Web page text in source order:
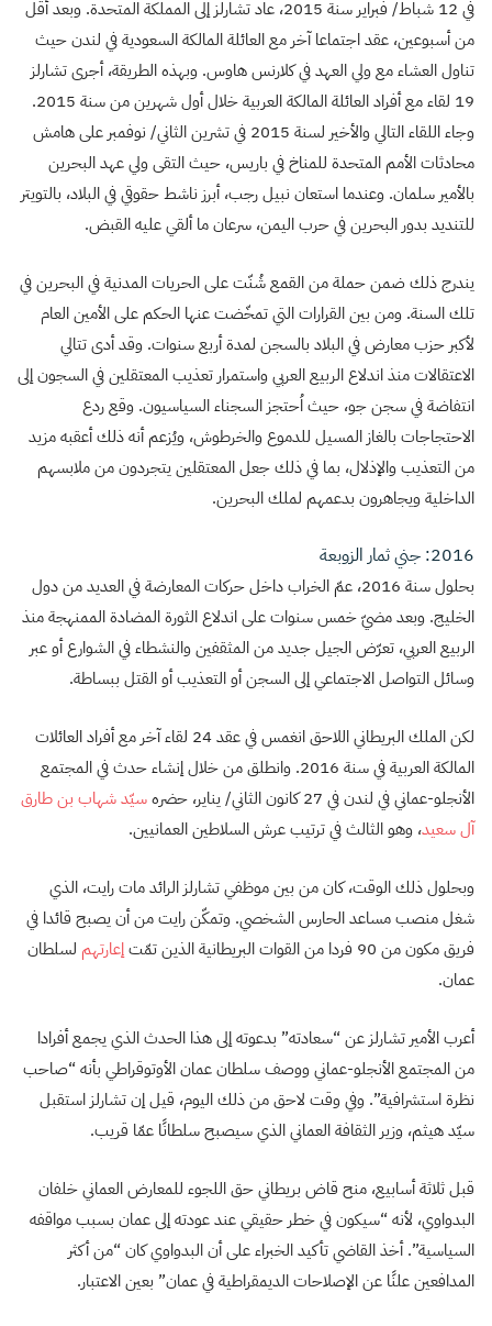
في 12 شباط/ فبراير سنة 2015، عاد تشارلز إلى المملكة المتحدة. وبعد أقل
من أسبوعين، عقد اجتماعا آخر مع العائلة المالكة السعودية في لندن حيث
تناول العشاء مع ولي العهد في كلارنس هاوس. وبهذه الطريقة، أجرى تشارلز
19 لقاء مع أفراد العائلة المالكة العربية خلال أول شهرين من سنة 2015.
وجاء اللقاء التالي والأخير لسنة 2015 في تشرين الثاني/ نوفمبر على هامش
محادثات الأمم المتحدة للمناخ في باريس، حيث التقى ولي عهد البحرين
بالأمير سلمان. وعندما استعان نبيل رجب، أبرز ناشط حقوقي في البلاد، بالتويتر
للتنديد بدور البحرين في حرب اليمن، سرعان ما ألقي عليه القبض.
يندرج ذلك ضمن حملة من القمع شُنّت على الحريات المدنية في البحرين في
تلك السنة. ومن بين القرارات التي تمخّضت عنها الحكم على الأمين العام
لأكبر حزب معارض في البلاد بالسجن لمدة أربع سنوات. وقد أدى تتالي
الاعتقالات منذ اندلاع الربيع العربي واستمرار تعذيب المعتقلين في السجون إلى
انتفاضة في سجن جو، حيث اُحتجز السجناء السياسيون. وقع ردع
الاحتجاجات بالغاز المسيل للدموع والخرطوش، ويُزعم أنه ذلك أعقبه مزيد
من التعذيب والإذلال، بما في ذلك جعل المعتقلين يتجردون من ملابسهم
الداخلية ويجاهرون بدعمهم لملك البحرين.
2016: جني ثمار الزوبعة
بحلول سنة 2016، عمّ الخراب داخل حركات المعارضة في العديد من دول
الخليج. وبعد مضيّ خمس سنوات على اندلاع الثورة المضادة الممنهجة منذ
الربيع العربي، تعرّض الجيل جديد من المثقفين والنشطاء في الشوارع أو عبر
وسائل التواصل الاجتماعي إلى السجن أو التعذيب أو القتل ببساطة.
لكن الملك البريطاني اللاحق انغمس في عقد 24 لقاء آخر مع أفراد العائلات
المالكة العربية في سنة 2016. وانطلق من خلال إنشاء حدث في المجتمع
الأنجلو-عماني في لندن في 27 كانون الثاني/ يناير، حضره
سيّد شهاب بن طارق
آل سعيد، وهو الثالث في ترتيب عرش السلاطين العمانيين.
وبحلول ذلك الوقت، كان من بين موظفي تشارلز الرائد مات رايت، الذي
شغل منصب مساعد الحارس الشخصي. وتمكّن رايت من أن يصبح قائدا في
فريق مكون من 90 فردا من القوات البريطانية الذين تمّت
إعارتهم لسلطان
عمان.
أعرب الأمير تشارلز عن “سعادته” بدعوته إلى هذا الحدث الذي يجمع أفرادا
من المجتمع الأنجلو-عماني ووصف سلطان عمان الأوتوقراطي بأنه “صاحب
نظرة استشرافية”. وفي وقت لاحق من ذلك اليوم، قيل إن تشارلز استقبل
سيّد هيثم، وزير الثقافة العماني الذي سيصبح سلطانًا عمّا قريب.
قبل ثلاثة أسابيع، منح قاض بريطاني حق اللجوء للمعارض العماني خلفان
البدواوي، لأنه “سيكون في خطر حقيقي عند عودته إلى عمان بسبب مواقفه
السياسية”. أخذ القاضي تأكيد الخبراء على أن البدواوي كان “من أكثر
المدافعين علنًا عن الإصلاحات الديمقراطية في عمان” بعين الاعتبار.